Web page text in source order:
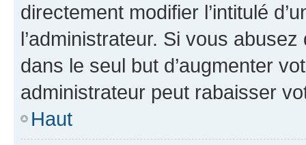
directement modifier l’intitulé
l’administrateur. Si vous
dans le seul but d’augmenter
administrateur peut rabaisser
Haut